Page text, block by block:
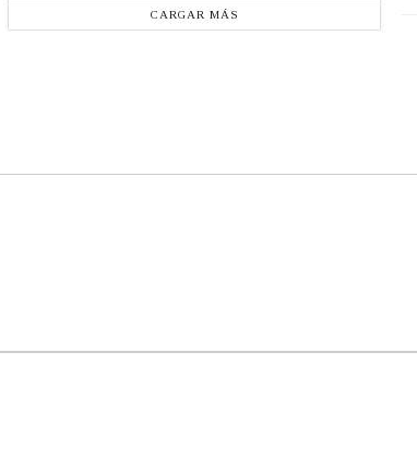
CARGAR MÁS